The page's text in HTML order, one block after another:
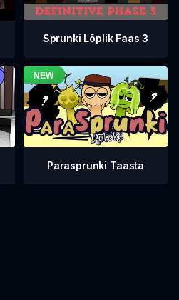
Sprunki Lõplik Faas 3
Parasprunki Taasta